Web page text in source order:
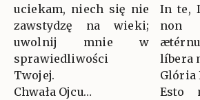
uciekam, niech się nie
zawstydzę na wieki;
uwolnij mnie w
sprawiedliwości
Twojej.
Chwała Ojcu…
In te,
non
líbera
Glória
Esto